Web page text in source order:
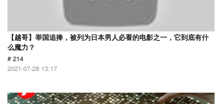
【越哥】举国追捧，被列为日本男人必看的电影之一，它到底有什
么魔力？
# 214
2021-07-28 13:17